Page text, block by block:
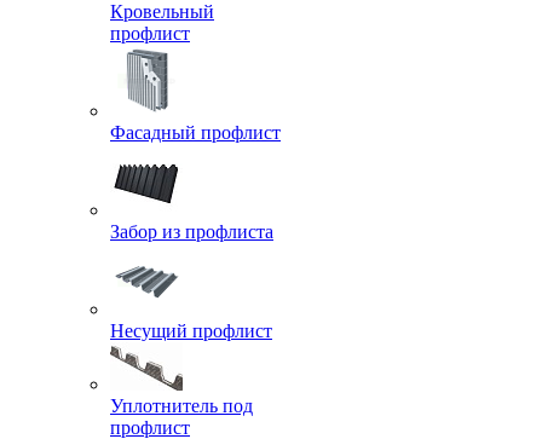
Кровельный
профлист
Фасадный профлист
Забор из профлиста
Несущий профлист
Уплотнитель под
профлист